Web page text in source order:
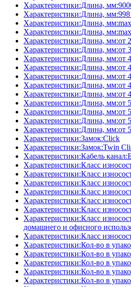
Характеристики:Длина,
Характеристики:Длина,
Характеристики:Длина,
Характеристики:Длина,
Характеристики:Длина, мм:от
Характеристики:Длина, мм:от
Характеристики:Длина, мм:от
Характеристики:Длина, мм:от
Характеристики:Длина, мм:от
Характеристики:Длина, мм:от
Характеристики:Длина, мм:от
Характеристики:Длина, мм:от
Характеристики:Длина, мм:от
Характеристики:Длина, мм:от
Характеристики:Длина, мм:от
Характеристики:Замок:Click
Характеристики:Замок:Twin
Характеристики:Кабель
Характеристики:Класс
Характеристики:Класс
Характеристики:Класс
Характеристики:Класс
Характеристики:Класс
Характеристики:Класс
Характеристики:Класс
домашнего и офисного
Характеристики:Класс
Характеристики:Кол-во в
Характеристики:Кол-во в
Характеристики:Кол-во в
Характеристики:Кол-во в
Характеристики:Кол-во в